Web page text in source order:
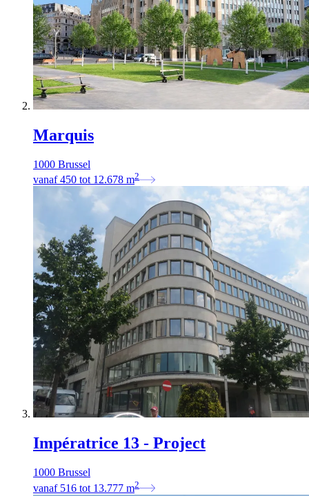
Marquis
1000 Brussel
vanaf 450 tot 12.678 m2
Impératrice 13 - Project
1000 Brussel
vanaf 516 tot 13.777 m2